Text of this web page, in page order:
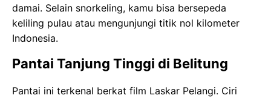
damai. Selain snorkeling, kamu bisa bersepeda
keliling pulau atau mengunjungi titik nol kilometer
Indonesia.
Pantai Tanjung Tinggi di Belitung
Pantai ini terkenal berkat film Laskar Pelangi. Ciri